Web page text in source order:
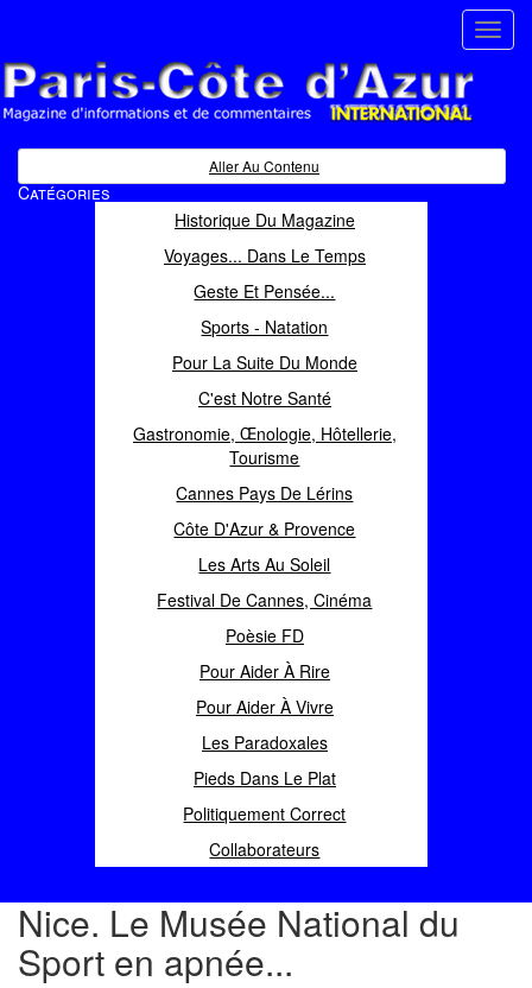
Magazine d'informations et de commentaires
Aller Au Contenu
Catégories
Historique Du Magazine
Voyages... Dans Le Temps
Geste Et Pensée...
Sports - Natation
Pour La Suite Du Monde
C'est Notre Santé
Gastronomie, Œnologie, Hôtellerie,
Tourisme
Cannes Pays De Lérins
Côte D'Azur & Provence
Les Arts Au Soleil
Festival De Cannes, Cinéma
Poèsie FD
Pour Aider À Rire
Pour Aider À Vivre
Les Paradoxales
Pieds Dans Le Plat
Politiquement Correct
Collaborateurs
Nice. Le Musée National du
Sport en apnée...